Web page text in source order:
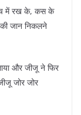
में रख के, कस के
जान निकलने
और जीजू ने फिर
जोर जोर